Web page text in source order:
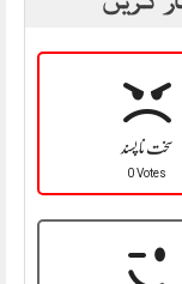
سخت نا پسند
0 Votes